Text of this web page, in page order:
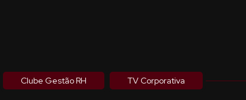
Clube Gestão RH TV Corporativa